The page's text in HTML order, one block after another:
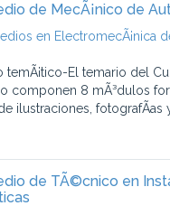
de MecÃ¡nico de
en ElectromecÃ¡nica
temÃ¡tico-El temario del
componen 8 mÃ³dulos
ilustraciones, fotografÃ­as
de TÃ©cnico en